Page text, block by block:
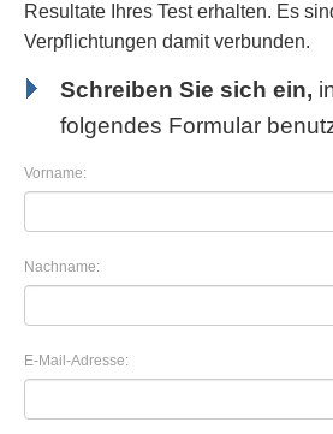
Resultate Ihres Test erhalten. Es
Verpflichtungen damit verbunden.
Schreiben Sie sich ein,
folgendes Formular
Vorname:
Nachname:
E-Mail-Adresse: